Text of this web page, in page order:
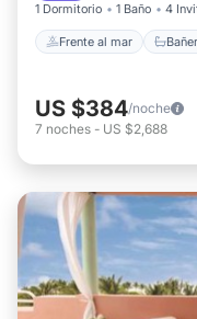
1 Dormitorio 1 Baño 4
Frente al mar
US $384/noche
7 noches - US $2,688